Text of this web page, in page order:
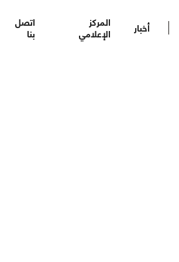
أخبار المركز
الإعلامي
اتصل
بنا